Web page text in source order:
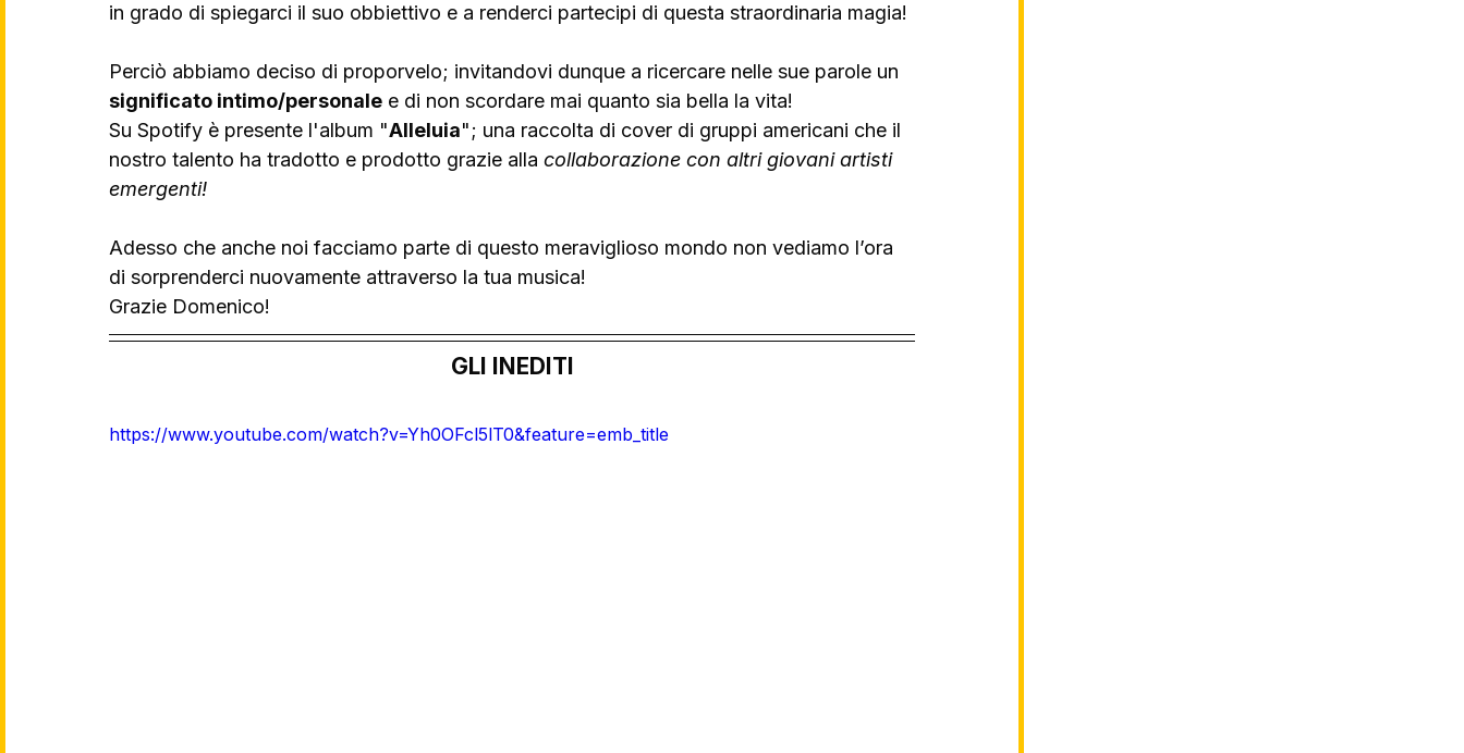
in grado di spiegarci il suo obbiettivo e a renderci partecipi di questa straordinaria magia!
Perciò abbiamo deciso di proporvelo; invitandovi dunque a ricercare nelle sue parole un
significato intimo/personale e di non scordare mai quanto sia bella la vita!
Su Spotify è presente l'album "Alleluia"; una raccolta di cover di gruppi americani che il
nostro talento ha tradotto e prodotto grazie alla collaborazione con altri giovani artisti
emergenti!
Adesso che anche noi facciamo parte di questo meraviglioso mondo non vediamo l’ora
di sorprenderci nuovamente attraverso la tua musica!
Grazie Domenico!
GLI INEDITI
https://www.youtube.com/watch?v=Yh0OFcl5lT0&feature=emb_title